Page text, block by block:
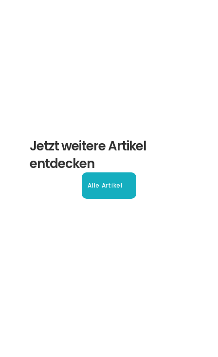
Jetzt weitere Artikel
entdecken
Alle Artikel